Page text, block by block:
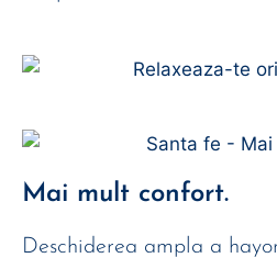
Mai mult confort.
Deschiderea ampla a